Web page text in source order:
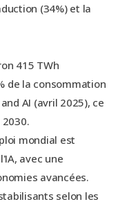
(34%) et la
415 TWh
de la consommation
AI (avril 2025), ce
mondial est
avec une
avancées.
selon les